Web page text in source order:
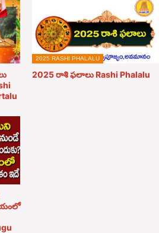
2025 RASHI PHALALU
2025 రాశి ఫలాలు Rashi Phalalu